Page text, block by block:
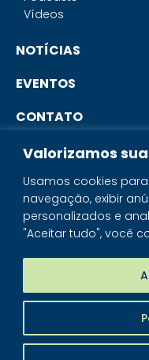
Valorizamos
Usamos cookies
navegação, exibir
personalizados e
"Aceitar tudo", você
Vídeos
NOTÍCIAS
EVENTOS
CONTATO
PORTAL DO
SISTEMA IBRAM
PORTAL DOS
LOJA MINERAIS DO
IBRAM - © 2026